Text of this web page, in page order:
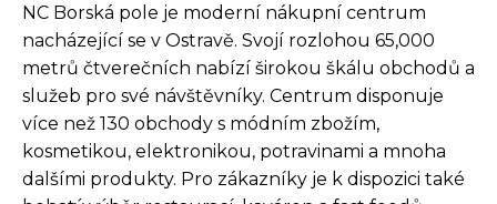
NC Borská pole je moderní nákupní centrum
nacházející se v Ostravě. Svojí rozlohou 65,000
metrů čtverečních nabízí širokou škálu obchodů a
služeb pro své návštěvníky. Centrum disponuje
více než 130 obchody s módním zbožím,
kosmetikou, elektronikou, potravinami a mnoha
dalšími produkty. Pro zákazníky je k dispozici také